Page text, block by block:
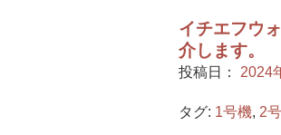
イチエフウ
介します。
投稿日： 2024
タグ: 1号機, 2